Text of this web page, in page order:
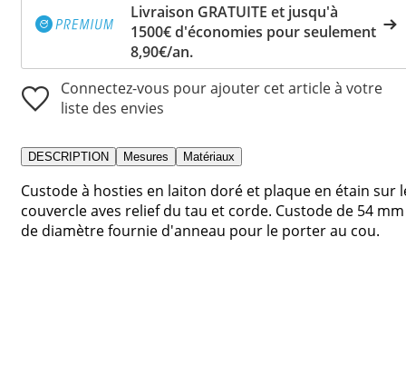
Livraison GRATUITE et jusqu'à
1500€ d'économies pour seulement
8,90€/an.
Connectez-vous pour ajouter cet article à votre
liste des envies
DESCRIPTION Mesures Matériaux
Custode à hosties en laiton doré et plaque en étain sur
couvercle aves relief du tau et corde. Custode de 54 mm
de diamètre fournie d'anneau pour le porter au cou.